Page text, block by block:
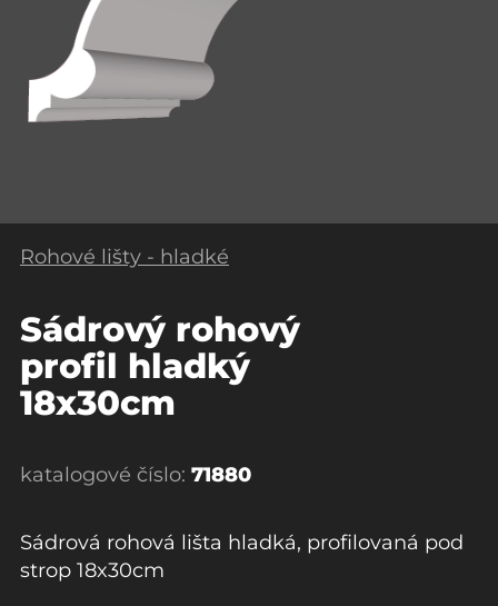
Rohové lišty - hladké
Sádrový rohový
profil hladký
18x30cm
katalogové číslo: 71880
Sádrová rohová lišta hladká, profilovaná pod
strop 18x30cm